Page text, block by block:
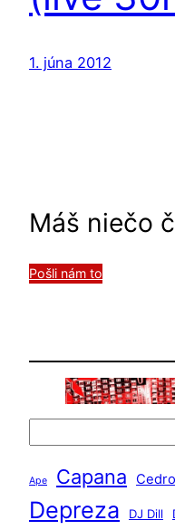
1. júna 2012
Máš niečo
Pošli nám to
a
d
a
Ape Capana Cedro
Depreza DJ Dill